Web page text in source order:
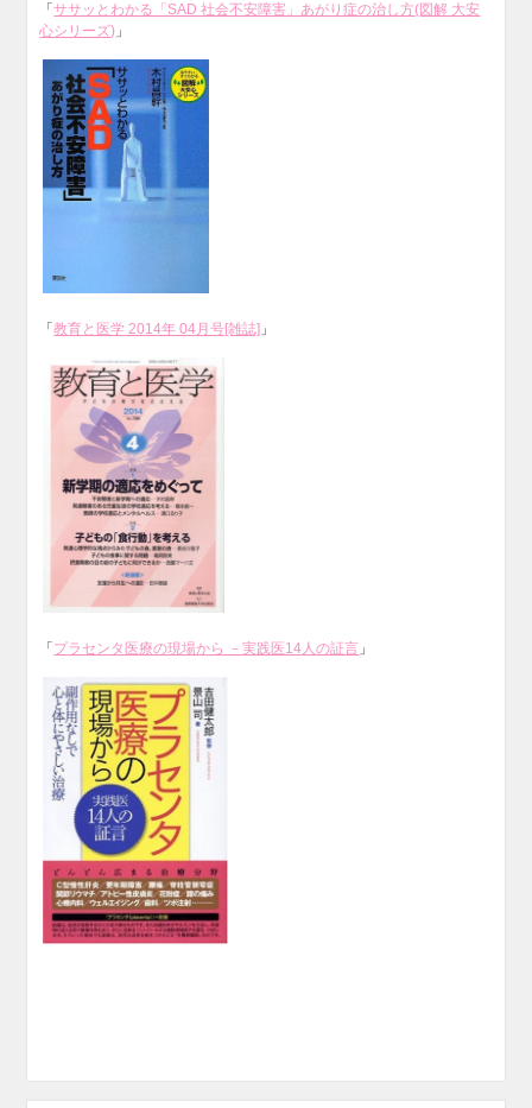
「ササッとわかる「SAD 社会不安障害」あがり症の治し方(図解 大安
心シリーズ) 」
「教育と医学 2014年 04月号[雑誌] 」
「 プラセンタ医療の現場から －実践医14人の証言 」